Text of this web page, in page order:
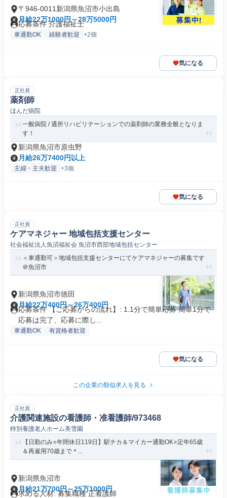
〒946-0011新潟県魚沼市小出島
月給22万1000円～28万5000円
応募条件 介護福祉士
車通勤OK 経験者歓迎 +2個
気になる
正社員
薬剤師
ほんだ病院
一般病院 / 通所リハビリテーションでの薬剤師の業務全般となりま
す！
新潟県魚沼市原虫野
月給26万7400円以上
主婦・主夫歓迎 +3個
気になる
正社員
ケアマネジャー 地域包括支援センター
社会福祉法人魚沼福祉会 魚沼市西部地域包括センター
＜車通勤可＞地域包括支援センターにてケアマネジャーの募集です
＠魚沼市
新潟県魚沼市徳田
月給22万400円～26万400円
応募条件 【ご応募からの流れ】: 1.1分で簡単応募 簡単1分で
応募は完了、応募に際し...
車通勤OK 有資格者歓迎
気になる
この企業の類似求人を見る
正社員
介護関連施設の看護師・准看護師/973468
特別養護老人ホーム美雪園
【日勤のみ⭐️年間休日119日】駅チカ＆マイカー通勤OK⭐️定年65歳
＆再雇用70歳まで＊...
新潟県魚沼市
月給21万700円～25万1000円
求める人材: 募集職種 正看護師